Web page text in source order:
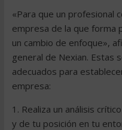
«Para que un profesional
empresa de la que forma
un cambio de enfoque»,
general de Nexian. Estas
adecuados para
empresa:
1. Realiza un análisis
y de tu posición en tu